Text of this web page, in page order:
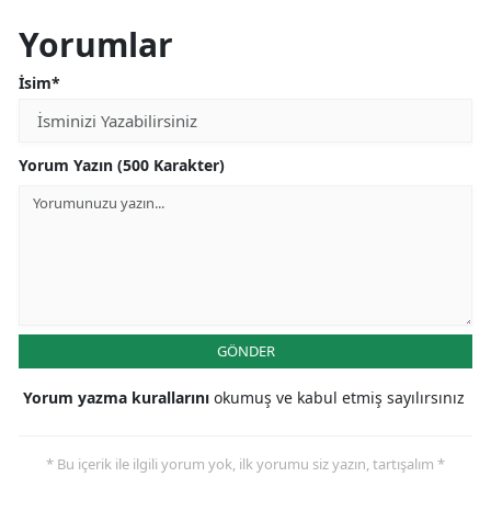
Yorumlar
İsim*
Yorum Yazın (500 Karakter)
GÖNDER
Yorum yazma kurallarını okumuş ve kabul etmiş sayılırsınız
* Bu içerik ile ilgili yorum yok, ilk yorumu siz yazın, tartışalım *